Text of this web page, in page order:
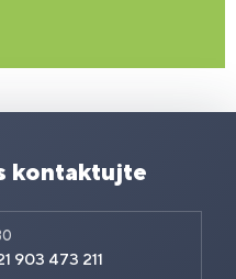
kontaktujte
903 473 211